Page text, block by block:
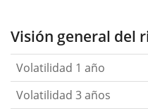
Visión general del
Volatilidad 1 año
Volatilidad 3 años